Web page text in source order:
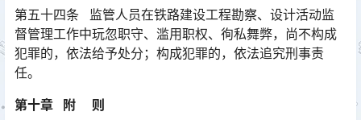
第五十四条 监管人员在铁路建设工程勘察、设计活动监
督管理工作中玩忽职守、滥用职权、徇私舞弊，尚不构成
犯罪的，依法给予处分；构成犯罪的，依法追究刑事责
任。
第十章 附 则